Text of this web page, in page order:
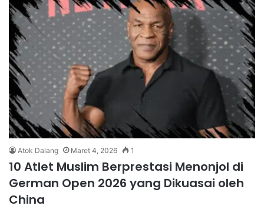
Atok Dalang Maret 4, 2026 1
10 Atlet Muslim Berprestasi Menonjol di
German Open 2026 yang Dikuasai oleh
China